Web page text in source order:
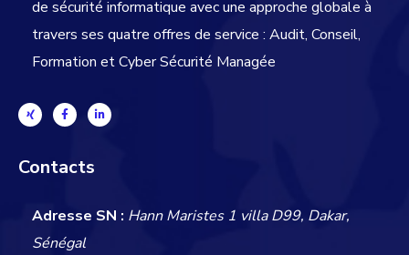
de sécurité informatique avec une approche globale à
travers ses quatre offres de service : Audit, Conseil,
Formation et Cyber Sécurité Managée
Contacts
Adresse SN : Hann Maristes 1 villa D99, Dakar,
Sénégal